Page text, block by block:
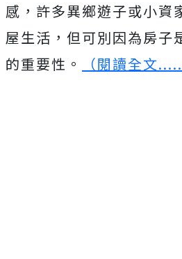
感，許多異鄉遊子或小資
屋生活，但可別因為房子
的重要性。
（閱讀全文